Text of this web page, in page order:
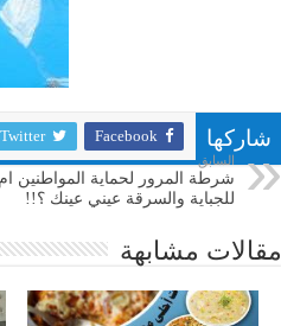
شاركها Facebook
Twitter
السابق
شرطة المرور لحماية المواطنين ام
للجباية والسرقة عيني عينك ؟!!
مقالات مشابهة